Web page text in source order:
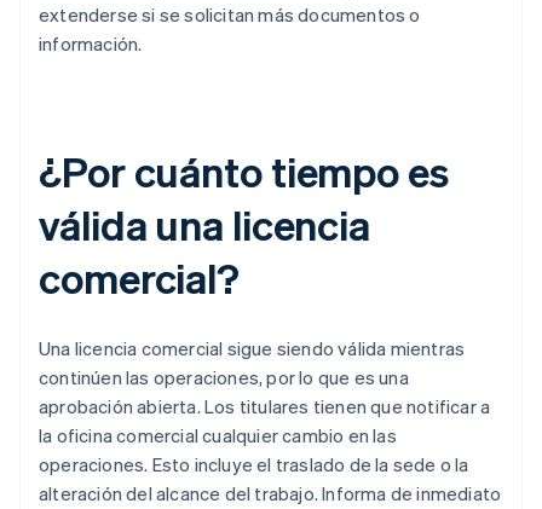
extenderse si se solicitan más documentos o
información.
¿Por cuánto tiempo es
válida una licencia
comercial?
Una licencia comercial sigue siendo válida mientras
continúen las operaciones, por lo que es una
aprobación abierta. Los titulares tienen que notificar a
la oficina comercial cualquier cambio en las
operaciones. Esto incluye el traslado de la sede o la
alteración del alcance del trabajo. Informa de inmediato